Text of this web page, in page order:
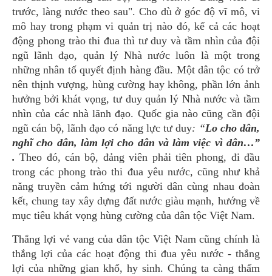
trước, làng nước theo sau". Cho dù ở góc độ vĩ mô, vi
mô hay trong phạm vi quản trị nào đó, kể cả các hoạt
động phong trào thi đua thì tư duy và tầm nhìn của đội
ngũ lãnh đạo, quản lý Nhà nước luôn là một trong
những nhân tố quyết định hàng đầu. Một dân tộc có trở
nên thịnh vượng, hùng cường hay không, phần lớn ảnh
hưởng bởi khát vọng, tư duy quản lý Nhà nước và tầm
nhìn của các nhà lãnh đạo. Quốc gia nào cũng cần đội
ngũ cán bộ, lãnh đạo có năng lực tư duy: “Lo cho dân,
nghĩ cho dân, làm lợi cho dân và làm việc vì dân…”
.Theo đó, cán bộ, đảng viên phải tiên phong, đi đầu
trong các phong trào thi đua yêu nước, cũng như khả
năng truyền cảm hứng tới người dân cùng nhau đoàn
kết, chung tay xây dựng đất nước giàu mạnh, hướng về
mục tiêu khát vọng hùng cường của dân tộc Việt Nam.
Thắng lợi vẻ vang của dân tộc Việt Nam cũng chính là
thắng lợi của các hoạt động thi đua yêu nước - thắng
lợi của những gian khổ, hy sinh. Chúng ta càng thấm